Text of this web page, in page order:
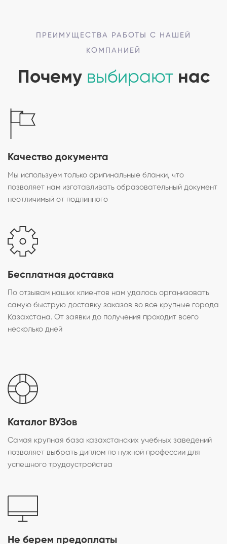
ПРЕИМУЩЕСТВА РАБОТЫ С НАШЕЙ
КОМПАНИЕЙ
Почему выбираютнас
Качество документа
Мы используем только оригинальные бланки, что
позволяет нам изготавливать образовательный документ
неотличимый от подлинного
Бесплатная доставка
По отзывам наших клиентов нам удалось организовать
самую быструю доставку заказов во все крупные города
Казахстана. От заявки до получения проходит всего
несколько дней
Каталог ВУЗов
Самая крупная база казахстанских учебных заведений
позволяет выбрать диплом по нужной профессии для
успешного трудоустройства
Не берем предоплаты